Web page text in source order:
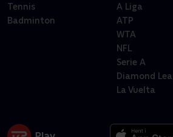
Tennis
Badminton
A Liga
ATP
WTA
NFL
Serie A
Diamond
La Vuelta